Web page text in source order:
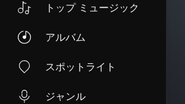
トップ ミュージック
アルバム
スポットライト
ジャンル